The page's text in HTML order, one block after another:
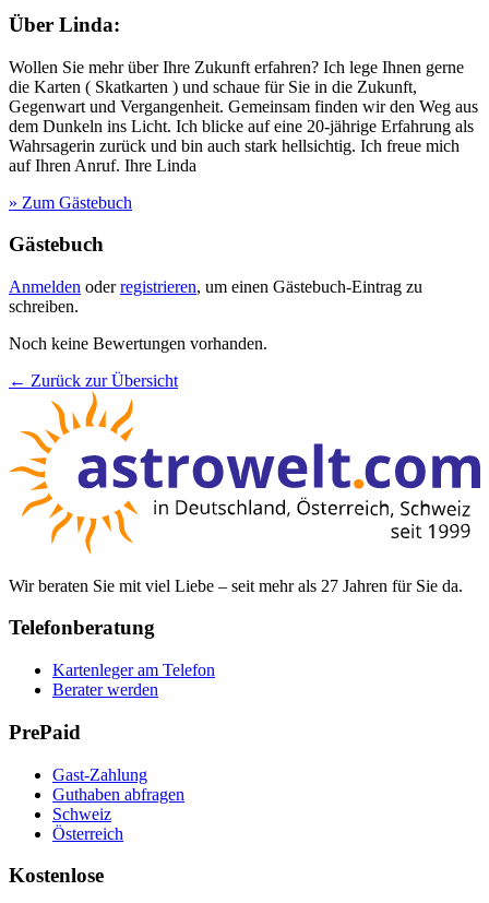
Über Linda:
Wollen Sie mehr über Ihre Zukunft erfahren? Ich lege Ihnen gerne
die Karten ( Skatkarten ) und schaue für Sie in die Zukunft,
Gegenwart und Vergangenheit. Gemeinsam finden wir den Weg aus
dem Dunkeln ins Licht. Ich blicke auf eine 20-jährige Erfahrung als
Wahrsagerin zurück und bin auch stark hellsichtig. Ich freue mich
auf Ihren Anruf. Ihre Linda
» Zum Gästebuch
Gästebuch
Anmelden oderregistrieren, um einen Gästebuch-Eintrag zu
schreiben.
Noch keine Bewertungen vorhanden.
← Zurück zur Übersicht
Wir beraten Sie mit viel Liebe – seit mehr als 27 Jahren für Sie da.
Telefonberatung
Kartenleger am Telefon
Berater werden
PrePaid
Gast-Zahlung
Guthaben abfragen
Schweiz
Österreich
Kostenlose